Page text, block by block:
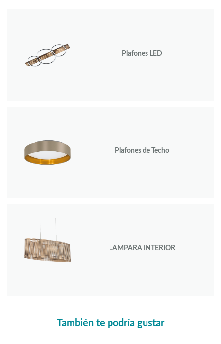
Plafones LED
Plafones de Techo
LAMPARA INTERIOR
También te podría gustar